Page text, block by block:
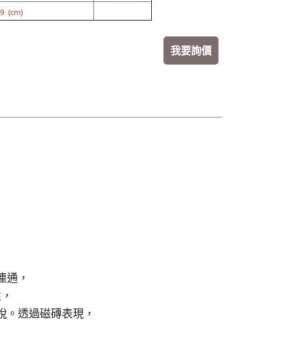
(cm)
我要詢價
通，
。 透過磁磚表現，